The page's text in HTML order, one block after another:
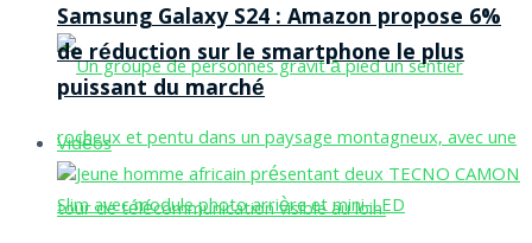
Samsung Galaxy S24 : Amazon propose 6%
de réduction sur le smartphone le plus
puissant du marché
Vidéos